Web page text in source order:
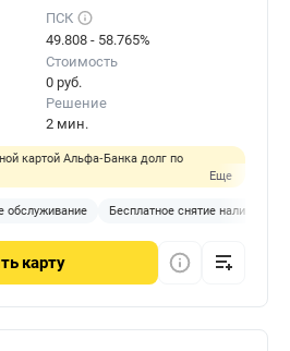
ПСК
49.808 - 58.765%
Стоимость
0 руб.
Решение
2 мин.
картой Альфа‑Банка долг по
Еще
обслуживание Бесплатное снятие наличных
карту